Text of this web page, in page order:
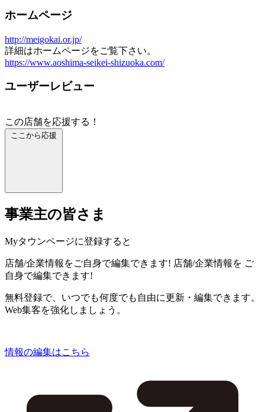
ホームページ
http://meigokai.or.jp/
詳細はホームページをご覧下さい。
https://www.aoshima-seikei-shizuoka.com/
ユーザーレビュー
この店舗を応援する！
ここから応援
事業主の皆さま
Myタウンページに登録すると
店舗/企業情報をご自身で編集できます! 店舗/企業情報を ご
自身で編集できます!
無料登録で、いつでも何度でも自由に更新・編集できます。
Web集客を強化しましょう。
情報の編集はこちら